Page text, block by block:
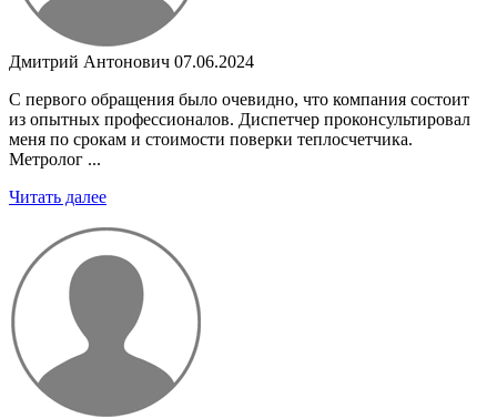
Дмитрий Антонович 07.06.2024
С первого обращения было очевидно, что компания состоит
из опытных профессионалов. Диспетчер проконсультировал
меня по срокам и стоимости поверки теплосчетчика.
Метролог ...
Читать далее